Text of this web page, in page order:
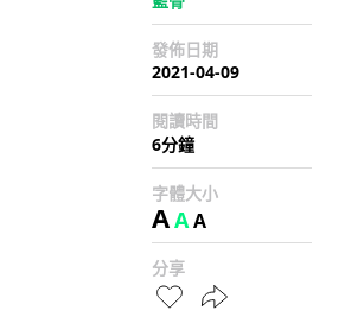
發佈日期
2021-04-09
閱讀時間
6分鐘
字體大小
AAA
分享